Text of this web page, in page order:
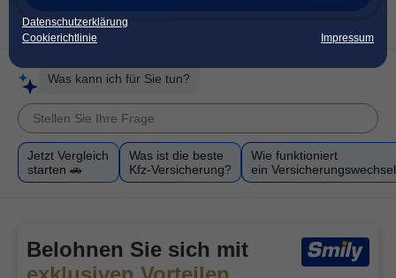
Datenschutzerklärung
Cookierichtlinie
Impressum
Was kann ich für Sie tun?
Jetzt Vergleich
starten 🚗
Was ist die beste
Kfz-Versicherung?
Wie funktioniert
ein
Belohnen Sie sich mit